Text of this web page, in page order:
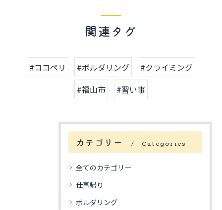
関連タグ
#ココペリ #ボルダリング
#クライミング
#福山市
#習い事
カテゴリー Categories
全てのカテゴリー
仕事帰り
ボルダリング